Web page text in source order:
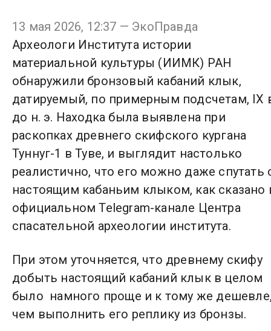
13 мая 2026, 12:37 — ЭкоПравда
Археологи Института истории
материальной культуры (ИИМК) РАН
обнаружили бронзовый кабаний клык,
датируемый, по примерным подсчетам, IX
до н. э. Находка была выявлена при
раскопках древнего скифского кургана
Туннуг-1 в Туве, и выглядит настолько
реалистично, что его можно даже спутать
настоящим кабаньим клыком, как сказано
официальном Telegram-канале Центра
спасательной археологии института.
При этом уточняется, что древнему скифу
добыть настоящий кабаний клык в целом
было намного проще и к тому же
чем выполнить его реплику из бронзы.